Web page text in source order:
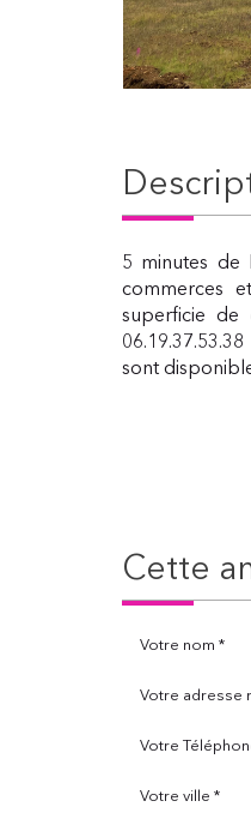
5 minutes de
commerces
superficie de
sont
cette
Votre nom *
Votre adresse
Votre
Votre ville *